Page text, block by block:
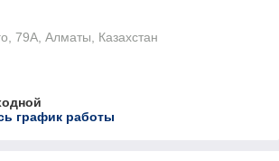
79А, Алматы, Казахстан
график работы